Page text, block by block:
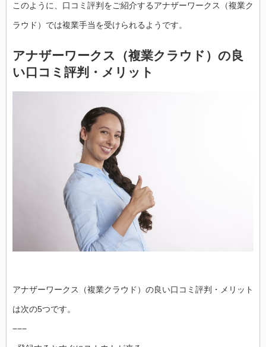
このように、口コミ評判をご紹介するアナザーワークス（複業ク
ラウド）では複業手当を受けられるようです。
アナザーワークス（複業クラウド）の良
い口コミ評判・メリット
アナザーワークス（複業クラウド）の良い口コミ評判・メリット
は次の5つです。
−−−